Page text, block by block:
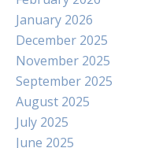
January 2026
December 2025
November 2025
September 2025
August 2025
July 2025
June 2025